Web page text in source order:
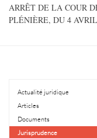
ARRÊT DE LA COUR
PLÉNIÈRE, DU 4
Actualité juridique
Articles
Documents
Jurisprudence